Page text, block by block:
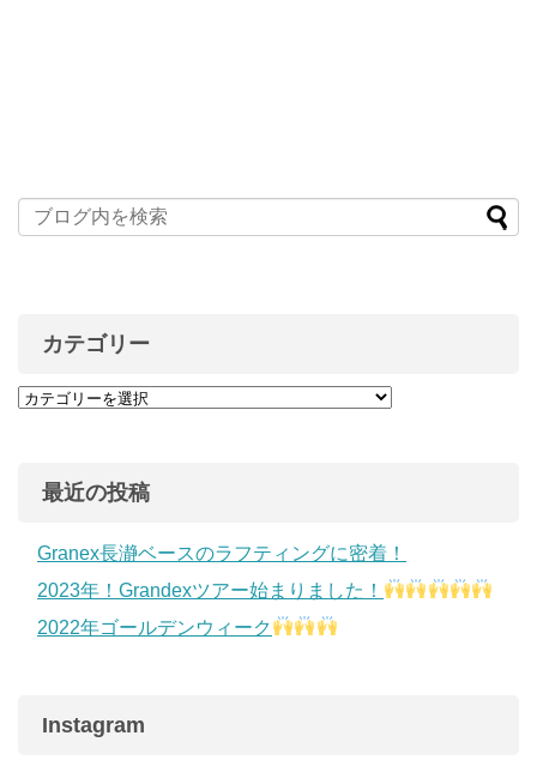
カテゴリー
最近の投稿
Granex長瀞ベースのラフティングに密着！
2023年！Grandexツアー始まりました！
2022年ゴールデンウィーク
Instagram